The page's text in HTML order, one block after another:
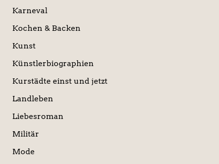
Karneval
Kochen & Backen
Kunst
Künstlerbiographien
Kurstädte einst und jetzt
Landleben
Liebesroman
Militär
Mode